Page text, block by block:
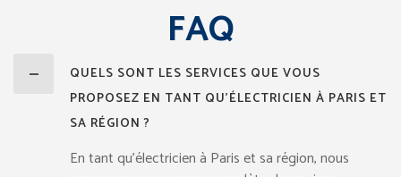
FAQ
QUELS SONT LES SERVICES QUE VOUS
PROPOSEZ EN TANT QU'ÉLECTRICIEN À PARIS ET
SA RÉGION ?
En tant qu’électricien à Paris et sa région, nous